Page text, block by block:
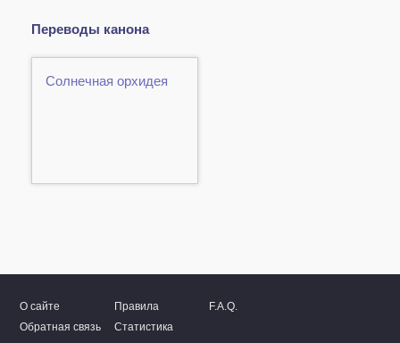
Переводы канона
Солнечная орхидея
О сайте Правила
F.A.Q.
Обратная связь
Статистика